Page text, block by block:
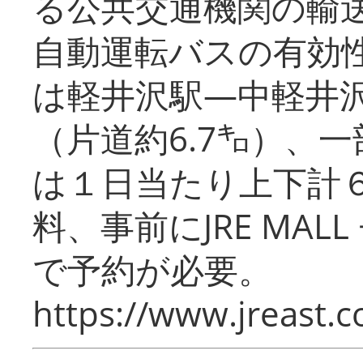
自動運転バスの有効
は軽井沢駅―中軽井
（片道約6.7㌔）、
は１日当たり上下計
料、事前にJRE
で予約が必要。
https://